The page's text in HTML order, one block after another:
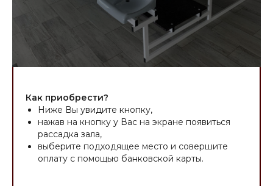
Как приобрести?
Ниже Вы увидите кнопку,
нажав на кнопку у Вас на экране появиться
рассадка зала,
выберите подходящее место и совершите
оплату с помощью банковской карты.